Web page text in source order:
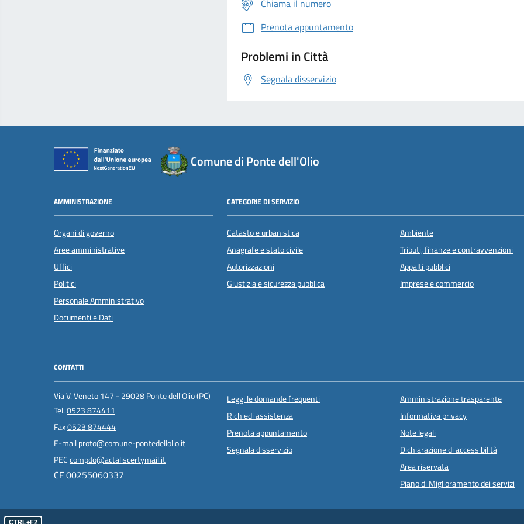
CTRL+F2
Chiama il numero
Prenota appuntamento
Problemi in Città
Segnala disservizio
Comune di Ponte dell'Olio
AMMINISTRAZIONE
Organi di governo
Aree amministrative
Uffici
Politici
Personale Amministrativo
Documenti e Dati
CATEGORIE DI SERVIZIO
Catasto e urbanistica
Anagrafe e stato civile
Autorizzazioni
Giustizia e sicurezza pubblica
Ambiente
Tributi, finanze e contravvenzioni
Appalti pubblici
Imprese e commercio
CONTATTI
Via V. Veneto 147 - 29028 Ponte dell'Olio (PC)
Tel.0523 874411
Fax0523 874444
E-mailproto@comune-pontedellolio.it
PECcompdo@actaliscertymail.it
CF 00255060337
Leggi le domande frequenti
Richiedi assistenza
Prenota appuntamento
Segnala disservizio
Amministrazione trasparente
Informativa privacy
Note legali
Dichiarazione di accessibilità
Area riservata
Piano di Miglioramento dei servizi